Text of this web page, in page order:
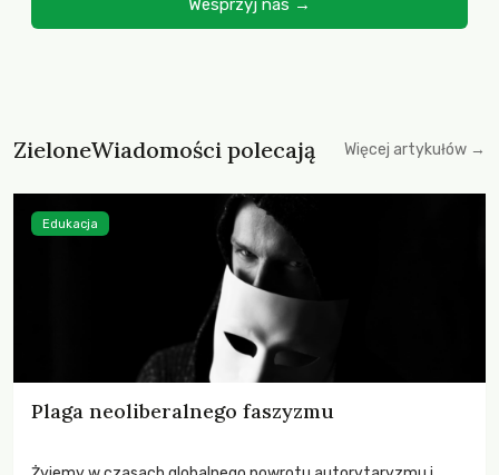
Wesprzyj nas →
ZieloneWiadomości polecają Więcej artykułów →
Plaga neoliberalnego faszyzmu
Edukacja